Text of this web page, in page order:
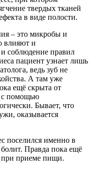
твердых тканей
в виде полости.
– это микробы и
влияют и
соблюдение правил
пациент узнает лишь
ведь зуб не
А там уже
ещё скрыта от
с помощью
Бывает, что
оказывается
поселился именно в
Правда пока ещё
при приеме пищи.